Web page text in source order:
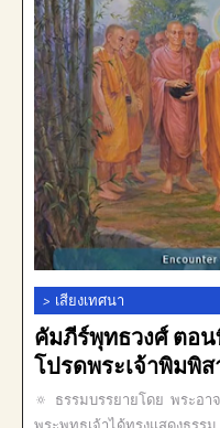
> เสียงเทศนา
คัมภีร์พุทธวงศ์ ตอน
โปรดพระเจ้าพิมพิส
🔅 ธรรมบรรยายโดย พระอ